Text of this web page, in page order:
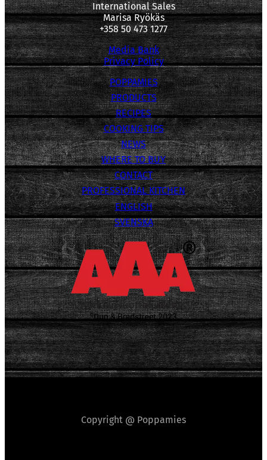
International Sales
Marisa Ryökäs
+358 50 473 1277
Media Bank
Privacy Policy
POPPAMIES
PRODUCTS
RECIPES
COOKING TIPS
NEWS
WHERE TO BUY
CONTACT
PROFESSIONAL KITCHEN
ENGLISH
SVENSKA
Copyright @ Poppamies